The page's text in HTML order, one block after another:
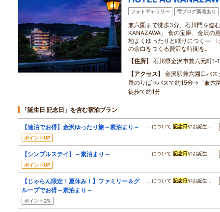
フォトギャラリー 宿ブログ新着あり
兼六園まで徒歩3分、石川門を臨
KANAZAWA」 食の宝庫、金沢の
地よくゆったりと眠りにつく― 〈
の余白をつくる贅沢な時間を。
住所
石川県金沢市兼六元町1‐1
アクセス
金沢駅兼六園口バ
番のりば→バスで約15分→「兼六
徒歩で約1分
「誕生日 記念日」を含む宿泊プラン
【連泊でお得】金沢ゆったり旅～素泊まり～
ポイントUP
…について記念日やお誕生…
【シンプルステイ】～素泊まり～
ポイントUP
…について記念日やお誕生…
【じゃらん限定！夏休み！】ファミリー＆グ
ループでお得～素泊まり～
ポイント2%
…について記念日やお誕生…